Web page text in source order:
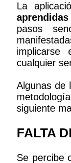
La
pasos
implicarse
cualquier
Algunas de
siguiente
FALTA
Se percibe